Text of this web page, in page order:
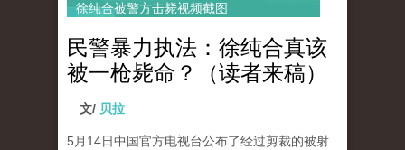
徐纯合被警方击毙视频截图
民警暴力执法：徐纯合真该
被一枪毙命？（读者来稿）
文/ 贝拉
5月14日中国官方电视台公布了经过剪裁的被射